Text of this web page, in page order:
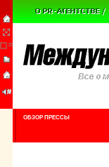
ОБЗОР ПРЕССЫ